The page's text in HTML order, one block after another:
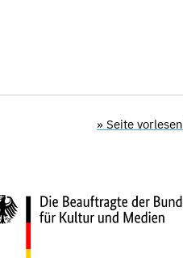
» Seite vorlesen